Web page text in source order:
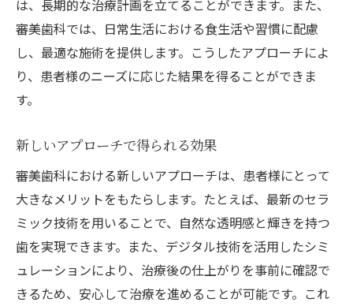
は、長期的な治療計画を立てることができます。また、
審美歯科では、日常生活における食生活や習慣に配慮
し、最適な施術を提供します。こうしたアプローチによ
り、患者様のニーズに応じた結果を得ることができま
す。
新しいアプローチで得られる効果
審美歯科における新しいアプローチは、患者様にとって
大きなメリットをもたらします。たとえば、最新のセラ
ミック技術を用いることで、自然な透明感と輝きを持つ
歯を実現できます。また、デジタル技術を活用したシミ
ュレーションにより、治療後の仕上がりを事前に確認で
きるため、安心して治療を進めることが可能です。これ